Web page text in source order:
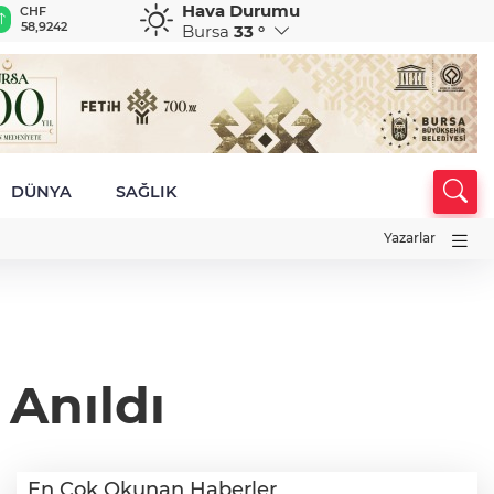
CHF
58,9242
CAD
33,9478
RUB
0,5839
Hava Durumu
Bursa 33 °
DÜNYA SAĞLIK
Yazarlar
En Çok Okunan Haberler